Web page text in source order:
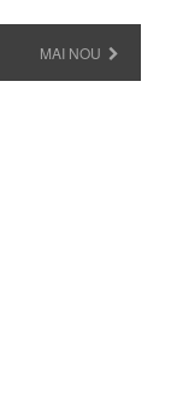
MAI NOU